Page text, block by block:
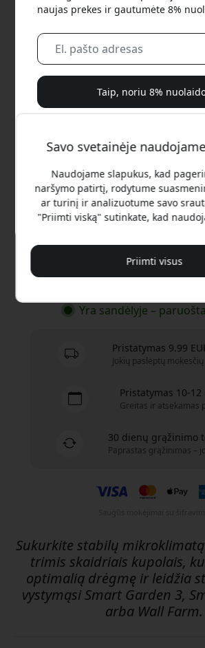
Rekomenduojama
9.99 EUR
Pirkti dabar
Yra sandėlyje –
Pristatymas 9.99
Jokių paslėptų mokesčių
Pristatymas 10-
Greitas ir atsekamas
30 dienų grąžinimo
Paprastas grąžinimas –
Sukurkite stabilų
trimis skaidriais kupolais,
optimalią drėgmę ir leidžia
vystymąsi Smart Garden 3,
arba Wall Farm.
Savo svetainėje
Naudojame slapukus, kad
naršymo patirtį, rodytume
ar turinį ir analizuotume savo
"Priimti viską" sutinkate, kad
Priimti visus
naujas prekes ir gautumėte 8%
Taip, noriu 8%
sutinkate gauti retkarčiais siunčiamus
edukacines serijas ir specialius pasiūlymus.
Ne, aš verčiau mokėčiau